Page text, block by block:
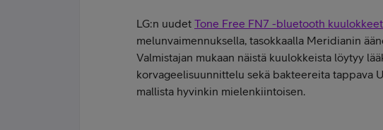
LG:n uudet Tone Free FN7 -bluetooth kuulokkeet
melunvaimennuksella, tasokkaalla Meridianin
Valmistajan mukaan näistä kuulokkeista löytyy
korvageelisuunnittelu sekä bakteereita tappava
mallista hyvinkin mielenkiintoisen.